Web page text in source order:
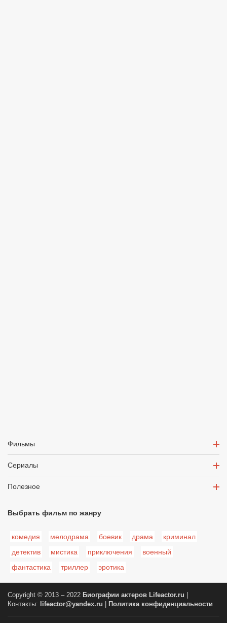
Фильмы
Сериалы
Полезное
Выбрать фильм по жанру
комедия мелодрама боевик драма
криминал
детектив
мистика приключения
военный
фантастика
триллер эротика
Copyright © 2013 – 2022 Биографии актеров Lifeactor.ru
Контакты:
lifeactor@yandex.ru Политика конфиденциальности